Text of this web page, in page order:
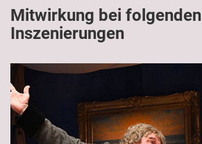
Mitwirkung bei folgenden
Inszenierungen